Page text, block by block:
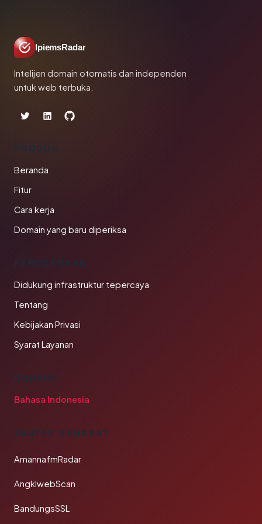
IpiemsRadar
Intelijen domain otomatis dan independen
untuk web terbuka.
PRODUK
Beranda
Fitur
Cara kerja
Domain yang baru diperiksa
PERUSAHAAN
Didukung infrastruktur tepercaya
Tentang
Kebijakan Privasi
Syarat Layanan
BAHASA
Bahasa Indonesia
TAUTAN SAHABAT
AmannafmRadar
AngklwebScan
BandungsSSL